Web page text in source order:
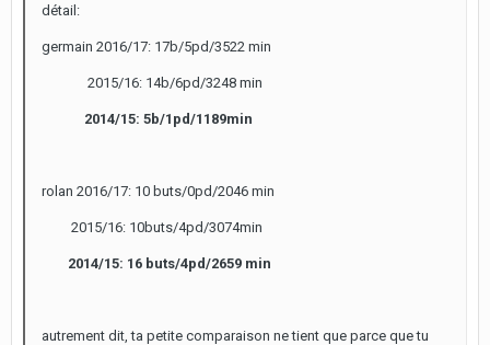
détail:
germain 2016/17: 17b/5pd/3522 min
2015/16: 14b/6pd/3248 min
2014/15: 5b/1pd/1189min
rolan 2016/17: 10 buts/0pd/2046 min
2015/16: 10buts/4pd/3074min
2014/15: 16 buts/4pd/2659 min
autrement dit, ta petite comparaison ne tient que parce que tu